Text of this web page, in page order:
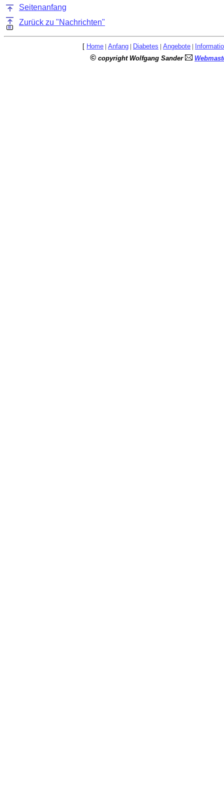
Seitenanfang
Zurück zu "Nachrichten"
[ Home | Anfang | Diabetes | Angebote |
© copyright Wolfgang Sander